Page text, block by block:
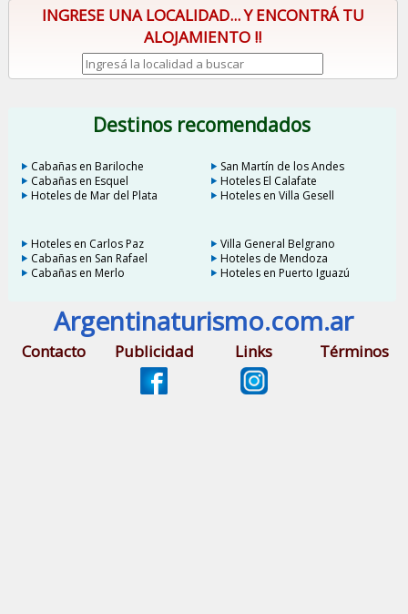
INGRESE UNA LOCALIDAD... Y ENCONTRÁ TU
ALOJAMIENTO !!
Destinos recomendados
Cabañas en Bariloche
San Martín de los Andes
Cabañas en Esquel
Hoteles El Calafate
Hoteles de Mar del Plata
Hoteles en Villa Gesell
Hoteles en Carlos Paz
Villa General Belgrano
Cabañas en San Rafael
Hoteles de Mendoza
Cabañas en Merlo
Hoteles en Puerto Iguazú
Argentinaturismo.com.ar
Contacto Publicidad Links Términos